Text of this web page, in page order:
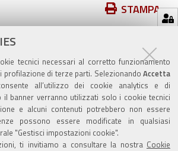
tecnici necessari al corretto funzionamento
profilazione di terze parti. Selezionando Accetta
all’utilizzo dei cookie analytics e di
il banner verranno utilizzati solo i cookie tecnici
e alcuni contenuti potrebbero non essere
possono essere modificate in qualsiasi
"Gestisci impostazioni cookie".
ti invitiamo a consultare la nostra Cookie
STAMPA
Valuta questo sito